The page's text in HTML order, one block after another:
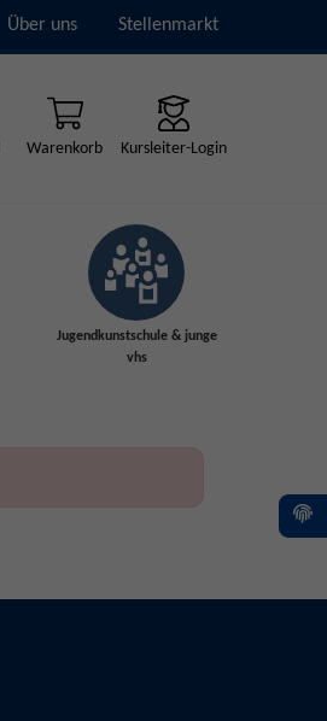
Über uns Stellenmarkt
Warenkorb Kursleiter-Login
Jugendkunstschule & junge
vhs